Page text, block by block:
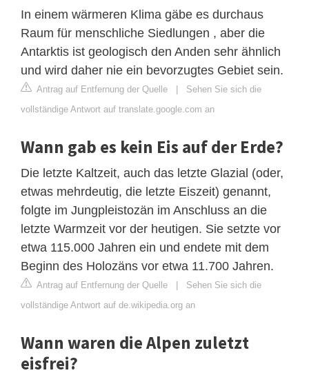
In einem wärmeren Klima gäbe es durchaus
Raum für menschliche Siedlungen , aber die
Antarktis ist geologisch den Anden sehr ähnlich
und wird daher nie ein bevorzugtes Gebiet sein.
Antrag auf Entfernung der Quelle | Sehen Sie sich die
vollständige Antwort auf translate.google.com an
Wann gab es kein Eis auf der Erde?
Die letzte Kaltzeit, auch das letzte Glazial (oder,
etwas mehrdeutig, die letzte Eiszeit) genannt,
folgte im Jungpleistozän im Anschluss an die
letzte Warmzeit vor der heutigen. Sie setzte vor
etwa 115.000 Jahren ein und endete mit dem
Beginn des Holozäns vor etwa 11.700 Jahren.
Antrag auf Entfernung der Quelle | Sehen Sie sich die
vollständige Antwort auf de.wikipedia.org an
Wann waren die Alpen zuletzt
eisfrei?